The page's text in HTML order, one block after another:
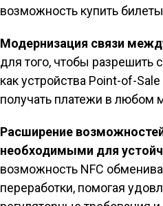
возможность купить
Модернизация связи
для того, чтобы
как устройства Point-of-
получать платежи в любом
Расширение
необходимыми для
возможность NFC
переработки, помогая